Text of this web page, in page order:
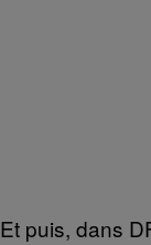
Et puis, dans